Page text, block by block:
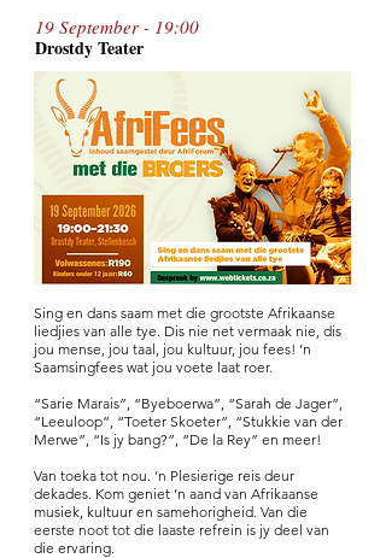
19 September - 19:00
Drostdy Teater
Sing en dans saam met die grootste Afrikaanse
liedjies van alle tye. Dis nie net vermaak nie, dis
jou mense, jou taal, jou kultuur, jou fees! ’n
Saamsingfees wat jou voete laat roer.
“Sarie Marais”, “Byeboerwa”, “Sarah de Jager”,
“Leeuloop”, “Toeter Skoeter”, “Stukkie van der
Merwe”, “Is jy bang?”, “De la Rey” en meer!
Van toeka tot nou. ’n Plesierige reis deur
dekades. Kom geniet ’n aand van Afrikaanse
musiek, kultuur en samehorigheid. Van die
eerste noot tot die laaste refrein is jy deel van
die ervaring.